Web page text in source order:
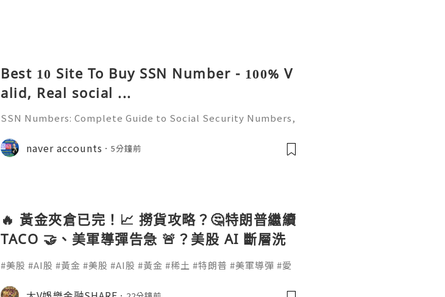
Best 10 Site To Buy SSN Number - 100% V
alid, Real social ...
SSN Numbers: Complete Guide to Social Security Numbers,
st & Reliable 24/7 Customer Support 💫💎💲💫🌐✨💎WhatsAp
p :+1 (506) 541-7768 💫💎💲💫🌐✨💎Telegram: @us
naver accounts 5分鐘前
🔥 黃金夾倉已完！📈 撈貨攻略？🤔特朗普繼續
TACO 🤝、美軍導彈告急 🚨？美股 AI 斷層洗
倉 📉、三星海力士先崩為敬 💥！
#美股 #AI股 #黃金 #美股 #AI股 #黃金 #稀土 #特朗普 #美軍導彈 #愛
#半導體